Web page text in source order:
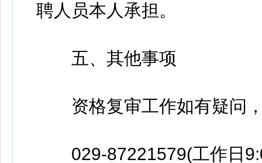
聘人员本人承担。
五、其他事项
资格复审工作如有疑问，
029-87221579(工作日